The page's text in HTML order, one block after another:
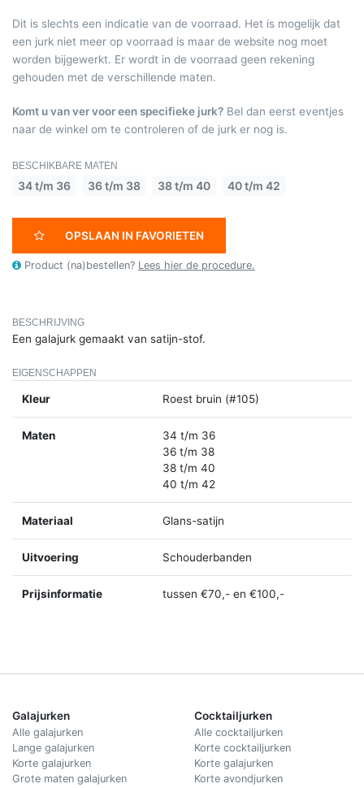
Dit is slechts een indicatie van de voorraad. Het is mogelijk dat
een jurk niet meer op voorraad is maar de website nog moet
worden bijgewerkt. Er wordt in de voorraad geen rekening
gehouden met de verschillende maten.
Komt u van ver voor een specifieke jurk? Bel dan eerst eventjes
naar de winkel om te controleren of de jurk er nog is.
BESCHIKBARE MATEN
34 t/m 36 36 t/m 38 38 t/m 40 40 t/m 42
OPSLAAN IN FAVORIETEN
Product (na)bestellen? Lees hier de procedure.
BESCHRIJVING
Een galajurk gemaakt van satijn-stof.
EIGENSCHAPPEN
Kleur Roest bruin (#105)
Maten
34 t/m 36
36 t/m 38
38 t/m 40
40 t/m 42
Materiaal Glans-satijn
Uitvoering Schouderbanden
Prijsinformatie tussen €70,- en €100,-
Galajurken
Alle galajurken
Lange galajurken
Korte galajurken
Grote maten galajurken
Cocktailjurken
Alle cocktailjurken
Korte cocktailjurken
Korte galajurken
Korte avondjurken